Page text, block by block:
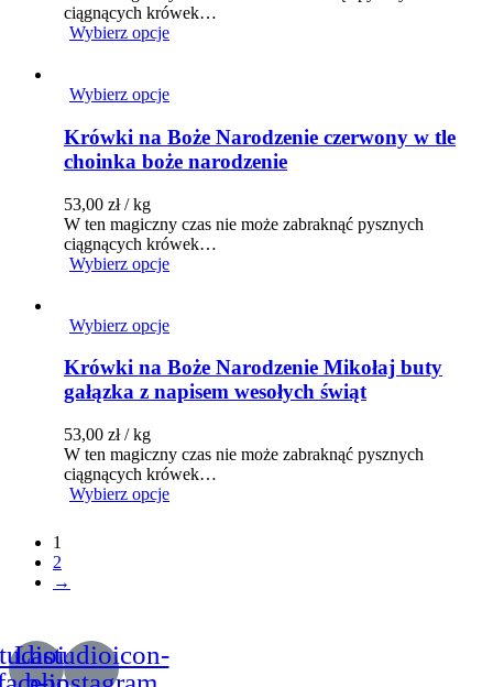
ciągnących krówek…
Wybierz opcje
Wybierz opcje
Krówki na Boże Narodzenie czerwony w tle
choinka boże narodzenie
53,00 zł / kg
W ten magiczny czas nie może zabraknąć pysznych
ciągnących krówek…
Wybierz opcje
Wybierz opcje
Krówki na Boże Narodzenie Mikołaj buty
gałązka z napisem wesołych świąt
53,00 zł / kg
W ten magiczny czas nie może zabraknąć pysznych
ciągnących krówek…
Wybierz opcje
1
2
→
Lastudioicon-